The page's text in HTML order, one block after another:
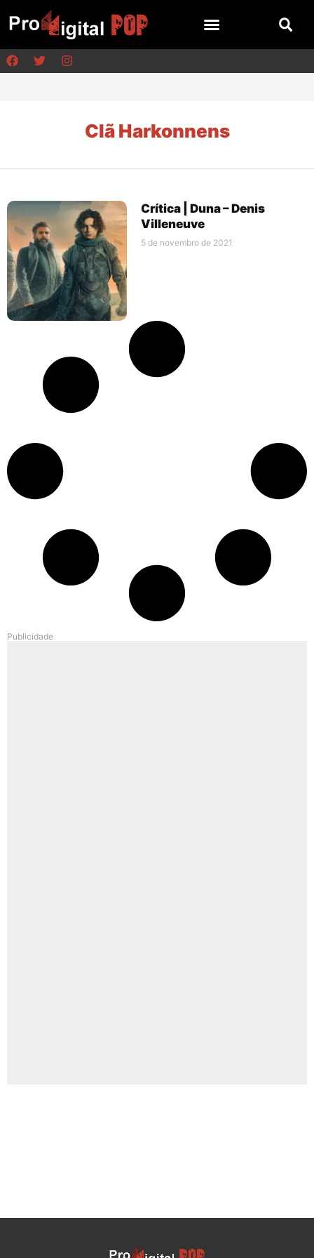
Clã Harkonnens
Crítica | Duna – Denis
Villeneuve
5 de novembro de 2021
Publicidade